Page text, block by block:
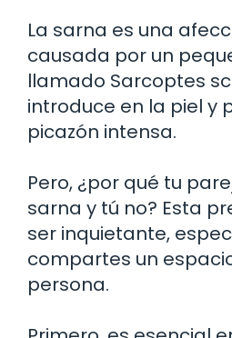
La sarna es una
causada por un
llamado Sarcoptes
introduce en la piel y
picazón intensa.
Pero, ¿por qué tu
sarna y tú no? Esta
ser inquietante,
compartes un
persona.